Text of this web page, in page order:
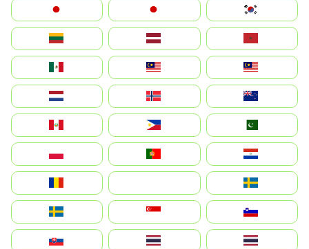
Japan
日本
대한민국
Lietuva
Latvija
Maroc
México
Malaysia (MS)
Malaysia
Nederland
Norge
New Zealand
Perú
Philippines
Pakistan
Polska
Portugal
Paraguay
România
На русском
Sweden
Sverige
Singapore
Slovenija
Slovensko
Thailand
ไทย